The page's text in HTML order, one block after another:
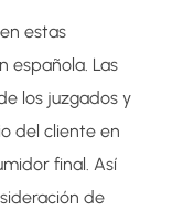
estas
española. Las
los juzgados y
del cliente en
final. Así
de